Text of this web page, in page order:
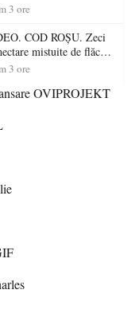
Începe BAC-ul de
3 ore
COD ROȘU. Zeci
mistuite de flăcări
Mare! Pompierii au
pentru a
3 ore